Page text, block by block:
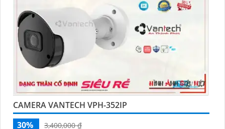
CAMERA VANTECH VPH-352IP
30%
3,400,000 ₫